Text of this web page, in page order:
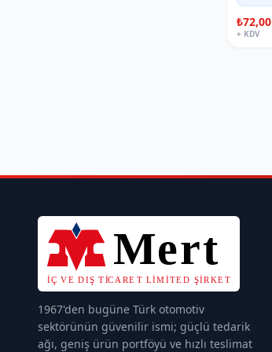
₺72,00
+ KDV
1967'den bugüne Türk otomotiv
sektörünün güvenilir ismi; güçlü tedarik
ağı, geniş ürün portföyü ve hızlı teslimat